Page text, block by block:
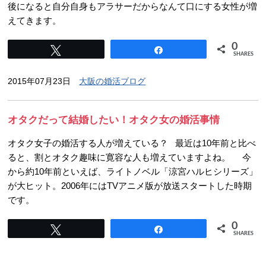
後になると自分自身もアラサーだからなんて口にする女性が増
えてきます。
0
SHARES
2015年07月23日 大阪の婚活ブログ
オタクだって結婚したい！オタク女の婚活事情
オタク女子の婚活する人が増えている？ 最近は10年前と比べ
ると、割とオタク趣味に寛容な人も増えていますよね。 今
から約10年前といえば、ライトノベル「涼宮ハルヒシリーズ」
が大ヒット。2006年にはTVアニメ版が放送スタートした時期
です。
0
SHARES